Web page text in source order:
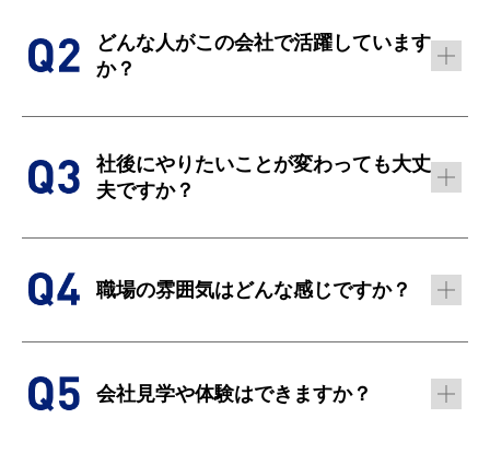
どんな人がこの会社で活躍しています
か？
社後にやりたいことが変わっても大丈
夫ですか？
職場の雰囲気はどんな感じですか？
会社見学や体験はできますか？